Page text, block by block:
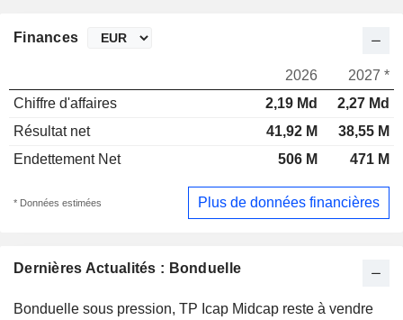
Dernières Actualités : Bonduelle
Bonduelle sous pression, TP Icap Midcap reste à vendre
Finances
2026
2027 *
Chiffre d'affaires
2,19 Md
2,27 Md
Résultat net
41,92 M
38,55 M
Endettement Net
506 M 471 M
* Données estimées Plus de données financières